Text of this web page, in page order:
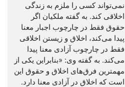
نمی‌تواند کسی را ملزم به زندگی
اخلاقی کند. به گفته ملکیان اگر
حقوق فقط در چارچوب اجبار معنا
پیدا می‌کند، اخلاق و زیستن اخلاقی
فقط در چارچوب آزادی معنا پیدا
می‌کند. به گفته وی:‌ «بنابراین یکی از
مهمترین فرق‌های اخلاق و حقوق این
است که اخلاق در آزادی معنا دارد.